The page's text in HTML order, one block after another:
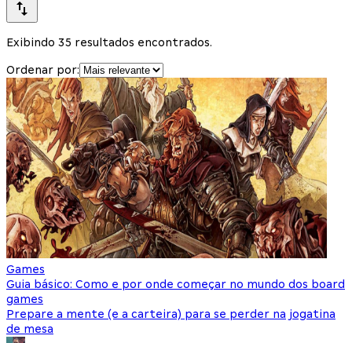
Exibindo 35 resultados encontrados.
Ordenar por:
Games
Guia básico: Como e por onde começar no mundo dos board
games
Prepare a mente (e a carteira) para se perder na jogatina
de mesa